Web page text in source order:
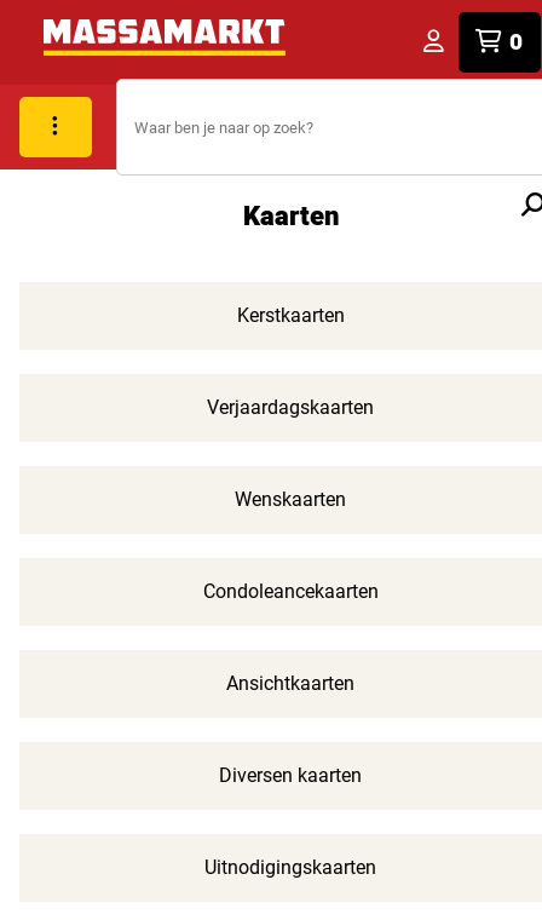
0
Kaarten
Kerstkaarten
Verjaardagskaarten
Wenskaarten
Condoleancekaarten
Ansichtkaarten
Diversen kaarten
Uitnodigingskaarten